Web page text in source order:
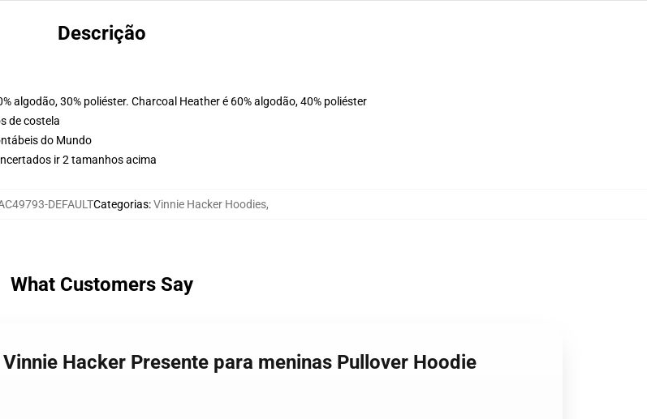
Descrição
algodão, 30% poliéster. Charcoal Heather é 60% algodão, 40% poliéster
de costela
do Mundo
ir 2 tamanhos acima
DEFAULTCategorias:Vinnie Hacker Hoodies,
What Customers Say
Hacker Presente para meninas Pullover Hoodie